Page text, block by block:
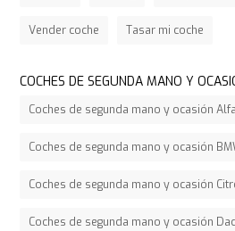
Vender coche Tasar mi coche
COCHES DE SEGUNDA MANO Y
Coches de segunda mano y ocasión
Coches de segunda mano y ocasión
Coches de segunda mano y ocasión
Coches de segunda mano y ocasión